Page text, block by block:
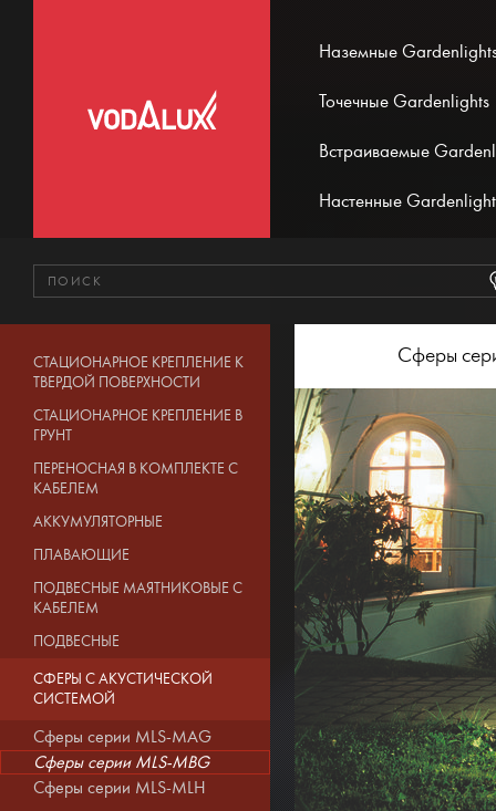
Наземные
Точечные Gardenlights
Встраиваемые
Настенные
Сферы
СТАЦИОНАРНОЕ КРЕПЛЕНИЕ К
ТВЕРДОЙ ПОВЕРХНОСТИ
СТАЦИОНАРНОЕ КРЕПЛЕНИЕ В
ГРУНТ
ПЕРЕНОСНАЯ В КОМПЛЕКТЕ С
КАБЕЛЕМ
АККУМУЛЯТОРНЫЕ
ПЛАВАЮЩИЕ
ПОДВЕСНЫЕ МАЯТНИКОВЫЕ С
КАБЕЛЕМ
ПОДВЕСНЫЕ
СФЕРЫ С АКУСТИЧЕСКОЙ
СИСТЕМОЙ
Сферы серии MLS-MAG
Сферы серии MLS-MBG
Сферы серии MLS-MLH